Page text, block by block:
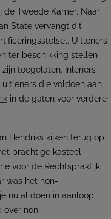
de Tweede Kamer. Naar
State vervangt dit
Uitleners
ter beschikking stellen
toegelaten. Inleners
die voldoen aan
in de gaten voor verdere
Hendriks kijken terug op
prachtige kasteel
voor de Rechtspraktijk.
was het non-
nu al doen in aanloop
over non-